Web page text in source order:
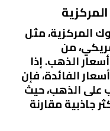
المركزية، مثل
من
الذهب. إذا
الفائدة، فإن
على الذهب، حيث
جاذبية مقارنة